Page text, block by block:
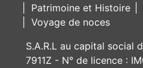
Patrimoine et Histoire
Voyage de noces
S.A.R.L au capital social
7911Z - N° de licence :